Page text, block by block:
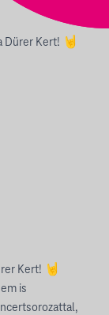
Dürer Kert! 🤘
Kert! 🤘
is